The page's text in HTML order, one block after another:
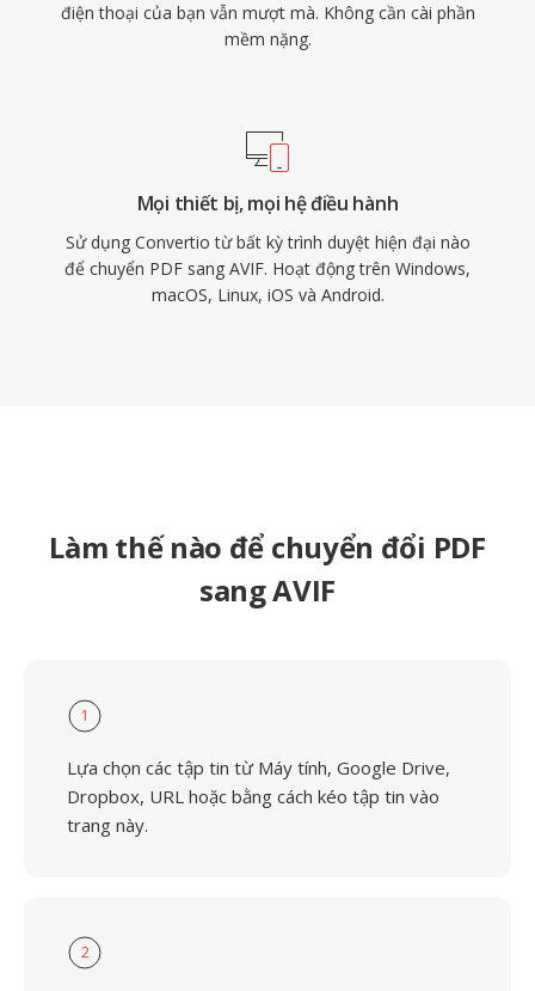
điện thoại của bạn vẫn mượt mà. Không cần cài phần
mềm nặng.
Mọi thiết bị, mọi hệ điều hành
Sử dụng Convertio từ bất kỳ trình duyệt hiện đại nào
để chuyển PDF sang AVIF. Hoạt động trên Windows,
macOS, Linux, iOS và Android.
Làm thế nào để chuyển đổi PDF
sang AVIF
1
Lựa chọn các tập tin từ Máy tính, Google Drive,
Dropbox, URL hoặc bằng cách kéo tập tin vào
trang này.
2